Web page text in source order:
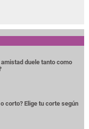
duele tanto como
corto? Elige tu corte según